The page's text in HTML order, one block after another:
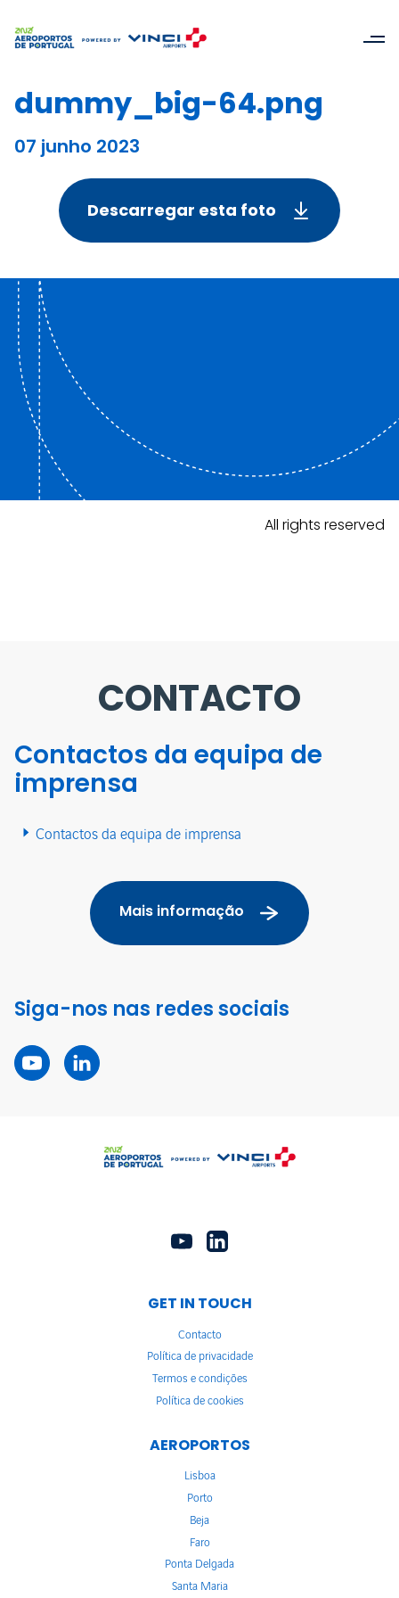
dummy_big-64.png
07 junho 2023
Descarregar esta foto
All rights reserved
CONTACTO
Contactos da equipa de
imprensa
Contactos da equipa de imprensa
Mais informação
Siga-nos nas redes sociais
GET IN TOUCH
Contacto
Política de privacidade
Termos e condições
Política de cookies
AEROPORTOS
Lisboa
Porto
Beja
Faro
Ponta Delgada
Santa Maria